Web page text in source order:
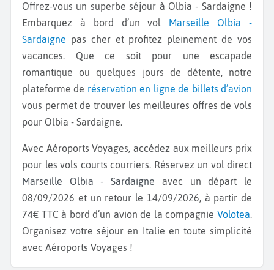
Offrez-vous un superbe séjour à Olbia - Sardaigne !
Embarquez à bord d’un vol Marseille
Olbia -
Sardaigne pas cher et profitez pleinement de vos
vacances. Que ce soit pour une escapade
romantique ou quelques jours de détente, notre
plateforme de réservation en ligne de billets d’avion
vous permet de trouver les meilleures offres de vols
pour Olbia - Sardaigne.
Avec Aéroports Voyages, accédez aux meilleurs prix
pour les vols courts courriers. Réservez un vol direct
Marseille Olbia - Sardaigne avec un départ le
08/09/2026 et un retour le 14/09/2026, à partir de
74€ TTC à bord d’un avion de la compagnie Volotea.
Organisez votre séjour en Italie en toute simplicité
avec Aéroports Voyages !